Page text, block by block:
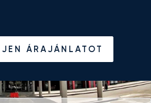
ÁRAJÁNLATOT